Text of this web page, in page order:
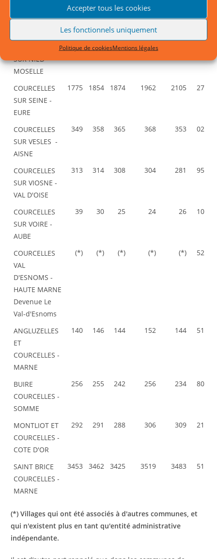
Accepter tous les cookies
Les fonctionnels uniquement
Politique de cookiesMentions légales
SUR BLAISE -
HAUTE MARNE
122 122 120 115
SUR NIED -
MOSELLE
974 1058 1110 1197
COURCELLES
SUR SEINE -
EURE
1775 1854 1874 1962 2105 27
COURCELLES
SUR VESLES -
AISNE
349 358 365 368 353 02
COURCELLES
SUR VIOSNE -
VAL D'OISE
313 314 308 304 281 95
COURCELLES
SUR VOIRE -
AUBE
39 30 25 24 26 10
COURCELLES
VAL
D'ESNOMS -
HAUTE MARNE
Devenue Le
Val-d'Esnoms
(*) (*) (*) (*) (*) 52
ANGLUZELLES
ET
COURCELLES -
MARNE
140 146 144 152 144 51
BUIRE
COURCELLES -
SOMME
256 255 242 256 234 80
MONTLIOT ET
COURCELLES -
COTE D'OR
292 291 288 306 309 21
SAINT BRICE
COURCELLES -
MARNE
3453 3462 3425 3519 3483 51
(*) Villages qui ont été associés à d'autres communes, et
qui n'existent plus en tant qu'entité administrative
indépendante.